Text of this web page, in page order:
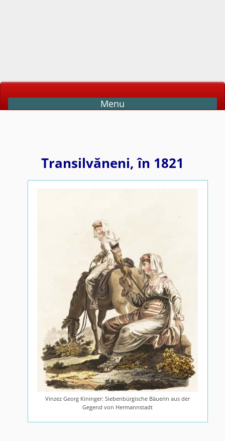
Menu
Transilvăneni, în 1821
Vinzez Georg Kininger: Siebenbürgische Bäuerin aus der
Gegend von Hermannstadt